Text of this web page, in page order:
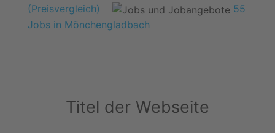
(Preisvergleich)
55
Jobs in Mönchengladbach
Titel der Webseite